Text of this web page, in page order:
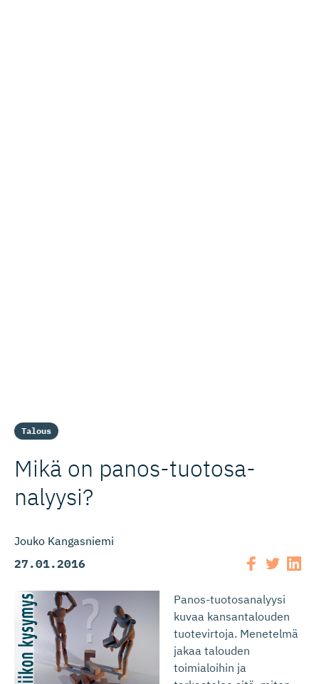
Talous
Mikä on panos-tuo­to­sa­
nalyysi?
Jouko Kangasniemi
27.01.2016
Panos-tuotosanalyysi
kuvaa kansantalouden
tuotevirtoja. Menetelmä
jakaa talouden
toimialoihin ja